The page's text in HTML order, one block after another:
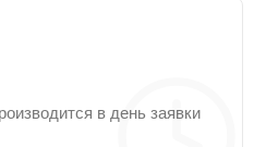
в день заявки